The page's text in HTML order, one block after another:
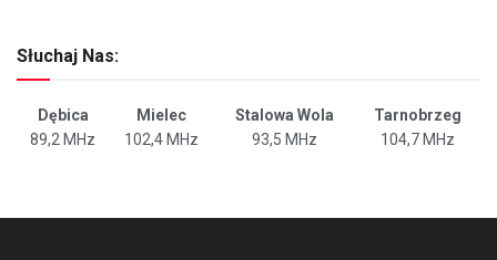
Słuchaj Nas:
Dębica Mielec Stalowa Wola
Tarnobrzeg
89,2 MHz
102,4 MHz 93,5 MHz 104,7 MHz